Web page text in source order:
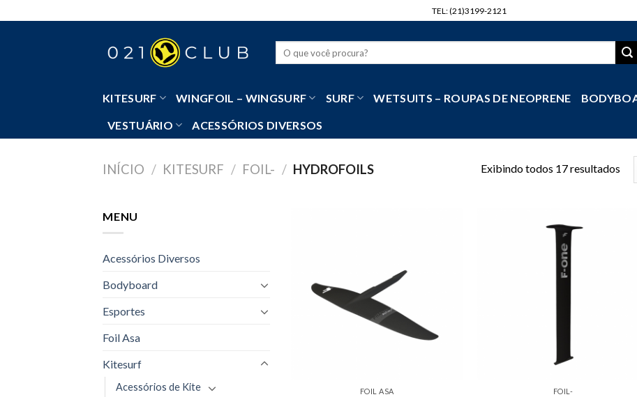
to
TEL: (21)3199-2121
KITESURF WINGFOIL – WINGSURF SURF WETSUITS – ROUPAS DE NEOPRENE
VESTUÁRIO ACESSÓRIOS DIVERSOS
INÍCIO / KITESURF / FOIL- / HYDROFOILS Exibindo todos 17 resultados
MENU
Acessórios Diversos
Bodyboard
Esportes
Foil Asa
Kitesurf
Acessórios de Kite
FOIL ASA FOIL-